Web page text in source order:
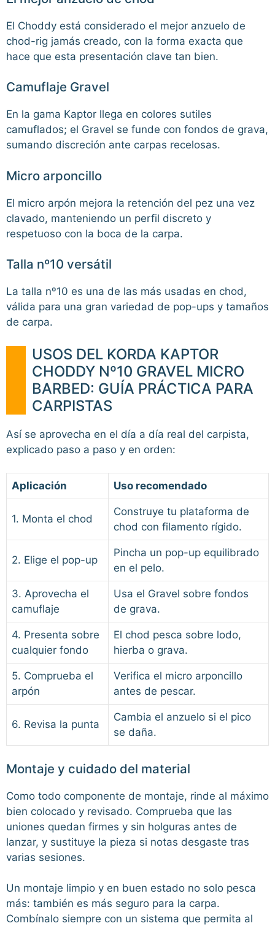
El Choddy está considerado el mejor anzuelo de
chod-rig jamás creado, con la forma exacta que
hace que esta presentación clave tan bien.
Camuflaje Gravel
En la gama Kaptor llega en colores sutiles
camuflados; el Gravel se funde con fondos de grava,
sumando discreción ante carpas recelosas.
Micro arponcillo
El micro arpón mejora la retención del pez una vez
clavado, manteniendo un perfil discreto y
respetuoso con la boca de la carpa.
Talla nº10 versátil
La talla nº10 es una de las más usadas en chod,
válida para una gran variedad de pop-ups y tamaños
de carpa.
USOS DEL KORDA KAPTOR
CHODDY Nº10 GRAVEL MICRO
BARBED: GUÍA PRÁCTICA PARA
CARPISTAS
Así se aprovecha en el día a día real del carpista,
explicado paso a paso y en orden:
Aplicación Uso recomendado
1. Monta el chod
Construye tu plataforma de
chod con filamento rígido.
2. Elige el pop-up
Pincha un pop-up equilibrado
en el pelo.
3. Aprovecha el
camuflaje
Usa el Gravel sobre fondos
de grava.
4. Presenta sobre
cualquier fondo
El chod pesca sobre lodo,
hierba o grava.
5. Comprueba el
arpón
Verifica el micro arponcillo
antes de pescar.
6. Revisa la punta
Cambia el anzuelo si el pico
se daña.
Montaje y cuidado del material
Como todo componente de montaje, rinde al máximo
bien colocado y revisado. Comprueba que las
uniones quedan firmes y sin holguras antes de
lanzar, y sustituye la pieza si notas desgaste tras
varias sesiones.
Un montaje limpio y en buen estado no solo pesca
más: también es más seguro para la carpa.
Combínalo siempre con un sistema que permita al